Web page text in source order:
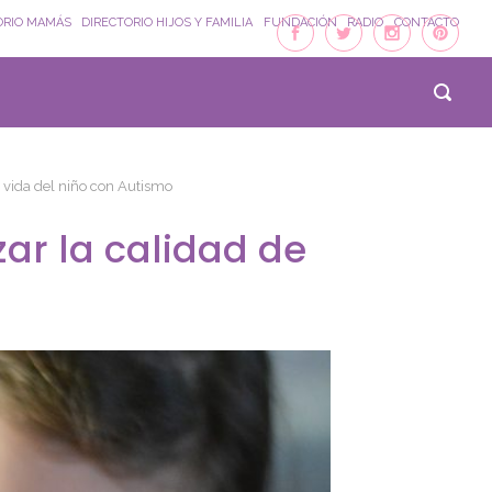
MAMÁS DIRECTORIO HIJOS Y FAMILIA FUNDACIÓN RADIO CONTACTO
del niño con Autismo
la calidad de